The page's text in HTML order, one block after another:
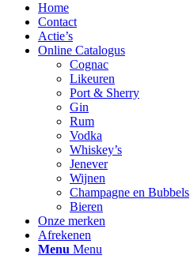
Home
Contact
Actie’s
Online Catalogus
Cognac
Likeuren
Port & Sherry
Gin
Rum
Vodka
Whiskey’s
Jenever
Wijnen
Champagne en Bubbels
Bieren
Onze merken
Afrekenen
Menu Menu